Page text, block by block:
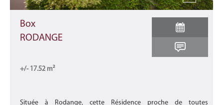
Box
RODANGE
+/- 17.52 m²
Située à Rodange, cette Résidence proche de toutes